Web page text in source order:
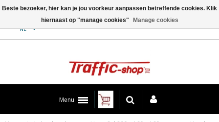
NL
Menu
Beste bezoeker, hier kan je jou voorkeur aanpassen betreffende cookies. Klik
hiernaast op "manage cookies"
Manage cookies